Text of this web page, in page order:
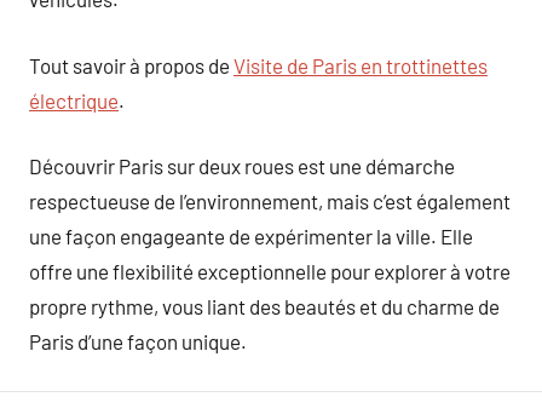
Tout savoir à propos de Visite de Paris en trottinettes
électrique.
Découvrir Paris sur deux roues est une démarche
respectueuse de l’environnement, mais c’est également
une façon engageante de expérimenter la ville. Elle
offre une flexibilité exceptionnelle pour explorer à votre
propre rythme, vous liant des beautés et du charme de
Paris d’une façon unique.